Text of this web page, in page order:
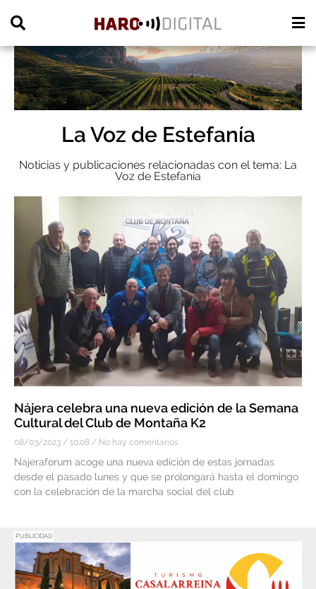
La Voz de Estefanía
Noticias y publicaciones relacionadas con el tema: La
Voz de Estefanía
Nájera celebra una nueva edición de la Semana
Cultural del Club de Montaña K2
08/03/2023 10:08 No hay comentarios
Najeraforum acoge una nueva edición de estas jornadas
desde el pasado lunes y que se prolongará hasta el domingo
con la celebración de la marcha social del club
PUBLICIDAD